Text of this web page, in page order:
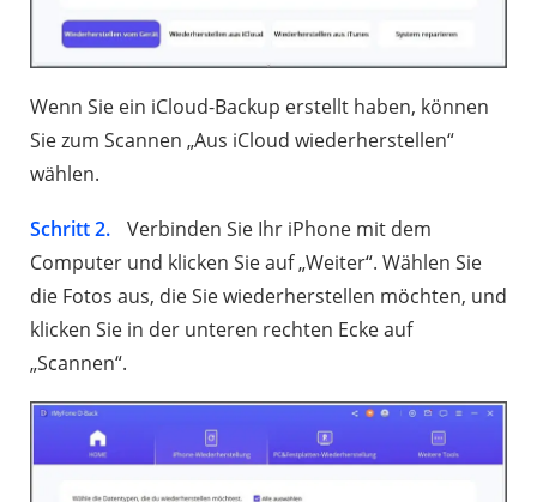
Wenn Sie ein iCloud-Backup erstellt haben, können
Sie zum Scannen „Aus iCloud wiederherstellen“
wählen.
Schritt 2.
Verbinden Sie Ihr iPhone mit dem
Computer und klicken Sie auf „Weiter“. Wählen Sie
die Fotos aus, die Sie wiederherstellen möchten, und
klicken Sie in der unteren rechten Ecke auf
„Scannen“.